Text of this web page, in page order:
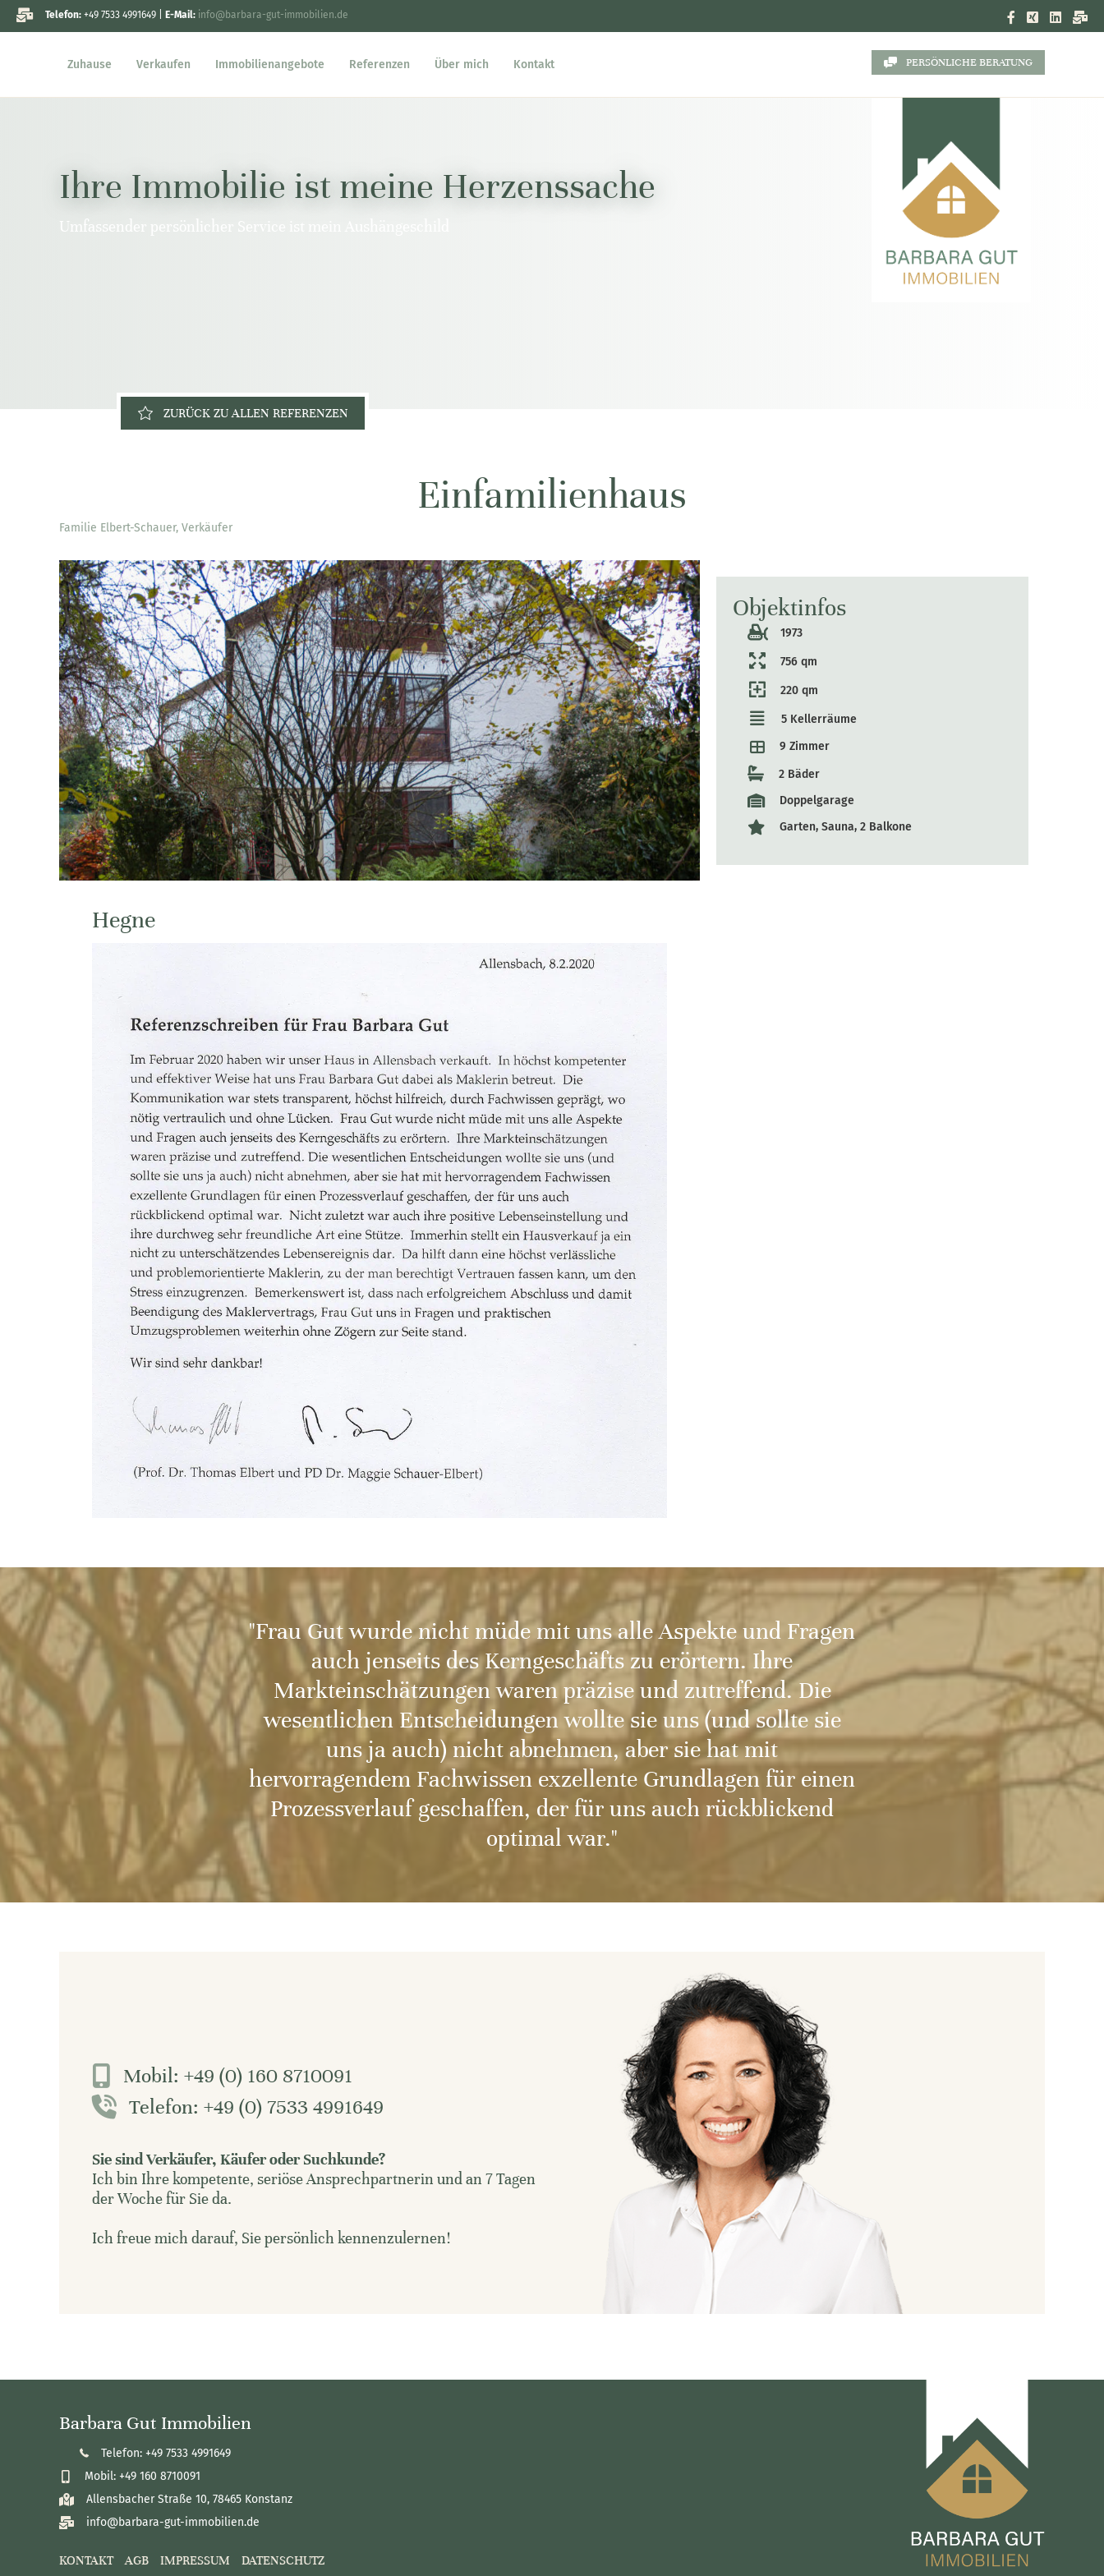
Telefon: +49 7533 4991649 | E-Mail: info@barbara-gut-immobilien.de
Zuhause Verkaufen Immobilienangebote Referenzen Über mich Kontakt PERSÖNLICHE BERATUNG
Ihre Immobilie ist meine Herzenssache
Umfassender persönlicher Service ist mein Aushängeschild
ZURÜCK ZU ALLEN REFERENZEN
Einfamilienhaus
Familie Elbert-Schauer, Verkäufer
Hegne
Objektinfos
1973
756 qm
220 qm
5 Kellerräume
9 Zimmer
2 Bäder
Doppelgarage
Garten, Sauna, 2 Balkone
"Frau Gut wurde nicht müde mit uns alle Aspekte und Fragen
auch jenseits des Kerngeschäfts zu erörtern. Ihre
Markteinschätzungen waren präzise und zutreffend. Die
wesentlichen Entscheidungen wollte sie uns (und sollte sie
uns ja auch) nicht abnehmen, aber sie hat mit
hervorragendem Fachwissen exzellente Grundlagen für einen
Prozessverlauf geschaffen, der für uns auch rückblickend
optimal war."
Mobil: +49 (0) 160 8710091
Telefon: +49 (0) 7533 4991649
Sie sind Verkäufer, Käufer oder Suchkunde?
Ich bin Ihre kompetente, seriöse Ansprechpartnerin und an 7 Tagen
der Woche für Sie da.
Ich freue mich darauf, Sie persönlich kennenzulernen!
Barbara Gut Immobilien
Telefon: +49 7533 4991649
Mobil: +49 160 8710091
Allensbacher Straße 10, 78465 Konstanz
info@barbara-gut-immobilien.de
KONTAKT AGB IMPRESSUM DATENSCHUTZ